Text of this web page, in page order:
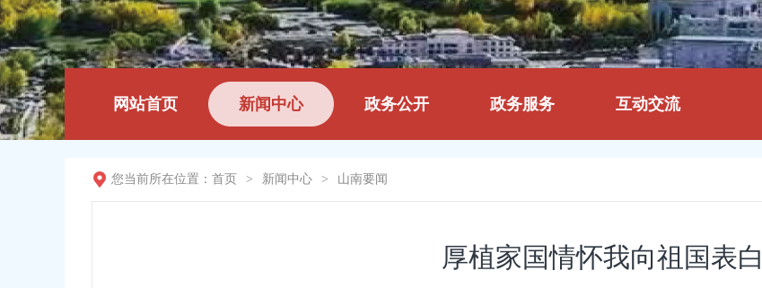
网站首页 新闻中心 政务公开 政务服务 互动交流
您当前所在位置： 首页 > 新闻中心 > 山南要闻
厚植家国情怀我向祖国表白